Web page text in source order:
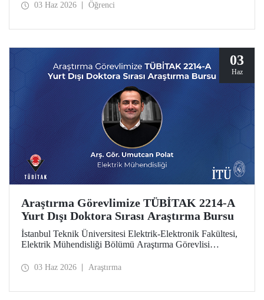
03 Haz 2026 Öğrenci
03
Haz
Araştırma Görevlimize TÜBİTAK 2214-A
Yurt Dışı Doktora Sırası Araştırma Bursu
İstanbul Teknik Üniversitesi Elektrik-Elektronik Fakültesi,
Elektrik Mühendisliği Bölümü Araştırma Görevlisi
Sırası Araştırma Bursu kapsamında desteklenmeye hak
03 Haz 2026 Araştırma